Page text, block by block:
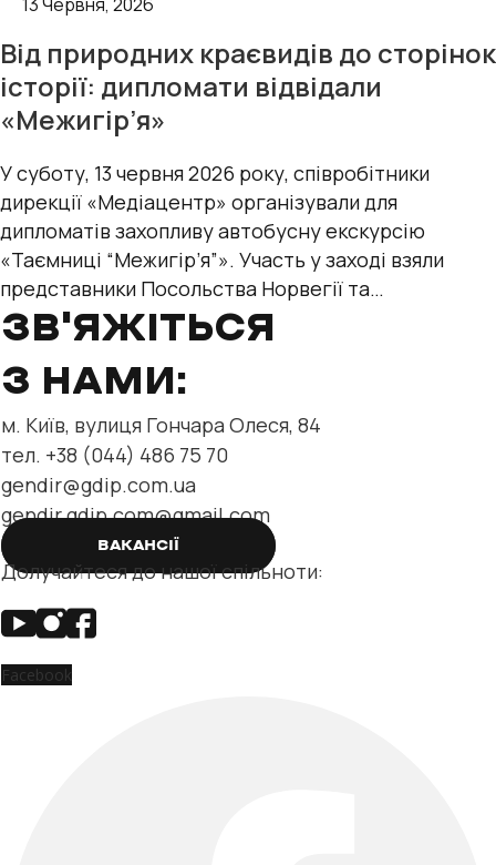
Від природних краєвидів до сторінок
історії: дипломати відвідали
«Межигір’я»
У суботу, 13 червня 2026 року, співробітники
дирекції «Медіацентр» організували для
дипломатів захопливу автобусну екскурсію
«Таємниці “Межигір’я”». Участь у заході взяли
представники Посольства Норвегії та
міжнародних організацій — Управління
Верховного
ЗВ'ЯЖІТЬСЯ
З НАМИ:
м. Київ, вулиця Гончара Олеся, 84
тел. +38 (044) 486 75 70
gendir@gdip.com.ua
gendir.gdip.com@gmail.com
ВАКАНСІЇ
Долучайтеся до нашої спільноти:
Facebook